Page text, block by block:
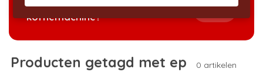
Welke producten passen bij mijn
koffiemachine?
Producten getagd met ep 0 artikelen